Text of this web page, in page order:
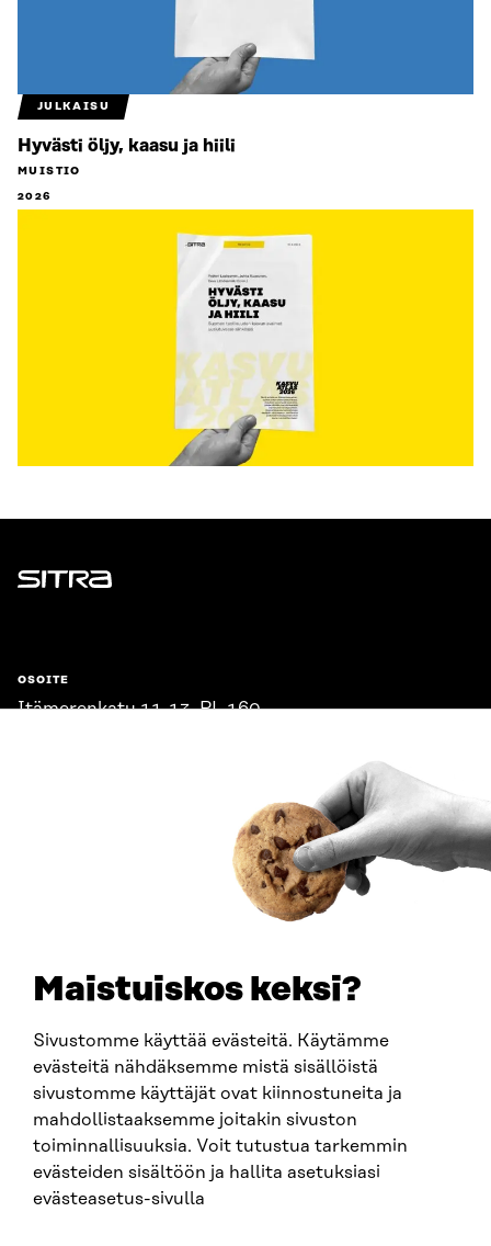
Maistuiskos keksi?
Sivustomme käyttää evästeitä. Käytämme
evästeitä nähdäksemme mistä sisällöistä
sivustomme käyttäjät ovat kiinnostuneita ja
mahdollistaaksemme joitakin sivuston
toiminnallisuuksia. Voit tutustua tarkemmin
evästeiden sisältöön ja hallita asetuksiasi
evästeasetus-sivulla
JULKAISU
Hyvästi öljy, kaasu ja hiili
MUISTIO
2026
Sitra
OSOITE
Itämerenkatu 11-13, PL 160,
SITRA SOSIAALISESSA MEDIASSA
LinkedIn
Instagram
YouTube